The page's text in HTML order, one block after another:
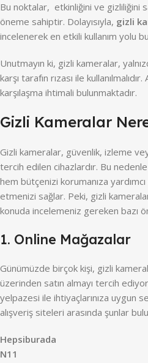
Bu noktalar, etkinliğini ve gizliliğini
öneme sahiptir. Dolayısıyla, gizli
incelenerek en etkili kullanım yolu
Unutmayın ki, gizli kameralar,
karşı tarafın rızası ile
karşılaşma ihtimali bulunmaktadır.
Gizli Kameralar
Gizli kameralar, güvenlik, izleme
tercih edilen cihazlardır. Bu
hem bütçenizi korumanıza
etmenizi sağlar. Peki, gizli
konuda incelemeniz gereken bazı
1. Online Mağazalar
Günümüzde birçok kişi, gizli
üzerinden satın almayı tercih
yelpazesi ile ihtiyaçlarınıza uygun
alışveriş siteleri arasında şunlar
Hepsiburada
N11